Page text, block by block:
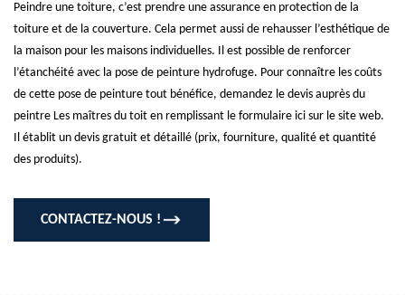
Peindre une toiture, c’est prendre une assurance en protection de la
toiture et de la couverture. Cela permet aussi de rehausser l’esthétique de
la maison pour les maisons individuelles. Il est possible de renforcer
l’étanchéité avec la pose de peinture hydrofuge. Pour connaître les coûts
de cette pose de peinture tout bénéfice, demandez le devis auprès du
peintre Les maîtres du toit en remplissant le formulaire ici sur le site web.
Il établit un devis gratuit et détaillé (prix, fourniture, qualité et quantité
des produits).
CONTACTEZ-NOUS !